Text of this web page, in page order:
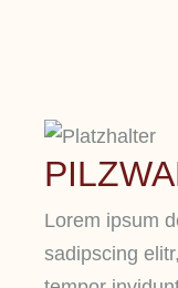
Lorem ipsum
sadipscing